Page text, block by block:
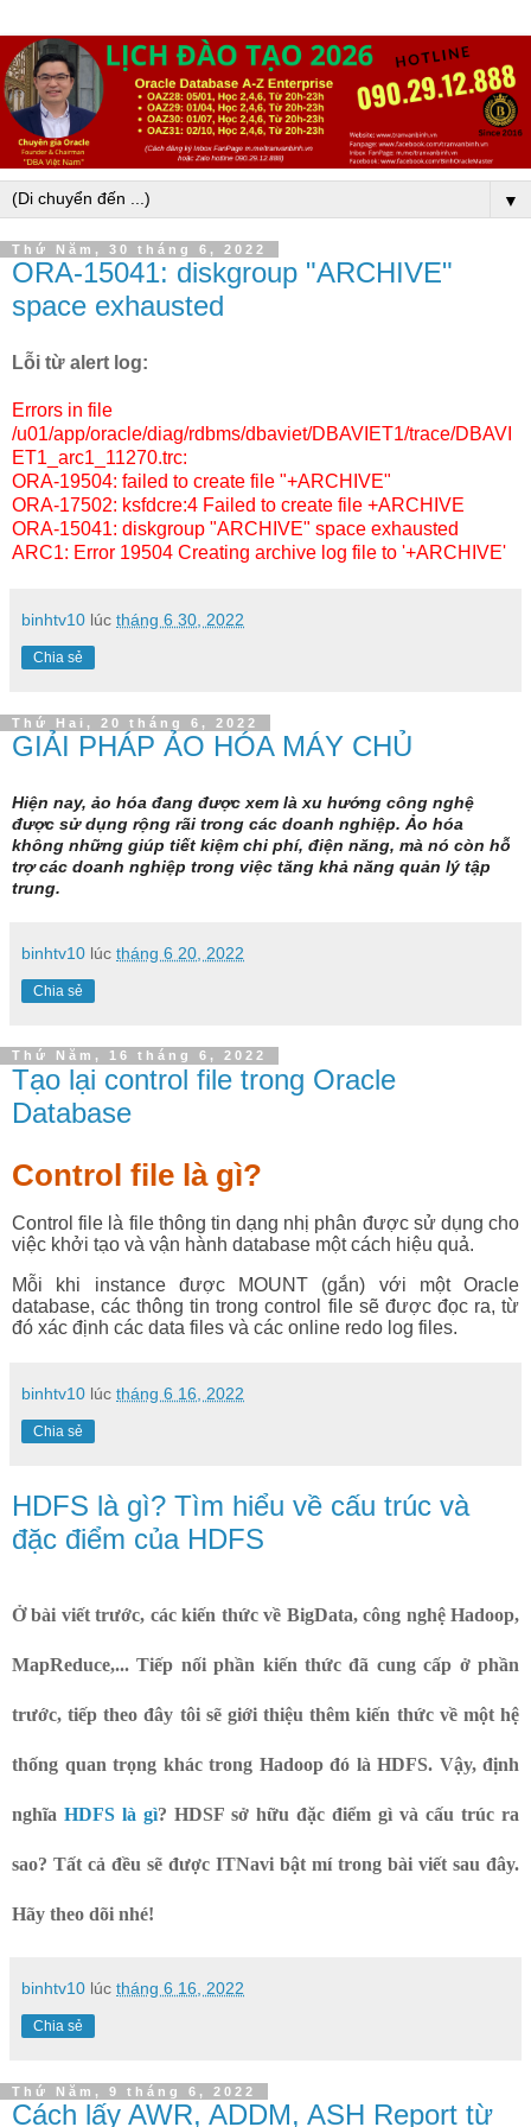
▼
Thứ Năm, 30 tháng 6, 2022
ORA-15041: diskgroup "ARCHIVE"
space exhausted
Lỗi từ alert log:
Errors in file
/u01/app/oracle/diag/rdbms/dbaviet/DBAVIET1/trace/DBAVI
ET1_arc1_11270.trc:
ORA-19504: failed to create file "+ARCHIVE"
ORA-17502: ksfdcre:4 Failed to create file +ARCHIVE
ORA-15041: diskgroup "ARCHIVE" space exhausted
ARC1: Error 19504 Creating archive log file to '+ARCHIVE'
binhtv10 lúc tháng 6 30, 2022
Chia sẻ
Thứ Hai, 20 tháng 6, 2022
GIẢI PHÁP ẢO HÓA MÁY CHỦ
Hiện nay, ảo hóa đang được xem là xu hướng công nghệ
được sử dụng rộng rãi trong các doanh nghiệp. Ảo hóa
không những giúp tiết kiệm chi phí, điện năng, mà nó còn hỗ
trợ các doanh nghiệp trong việc tăng khả năng quản lý tập
trung.
binhtv10 lúc tháng 6 20, 2022
Chia sẻ
Thứ Năm, 16 tháng 6, 2022
Tạo lại control file trong Oracle
Database
Control file là gì?
Control file là file thông tin dạng nhị phân được sử dụng cho
việc khởi tạo và vận hành database một cách hiệu quả.
Mỗi khi instance được MOUNT (gắn) với một Oracle
database, các thông tin trong control file sẽ được đọc ra, từ
đó xác định các data files và các online redo log files.
binhtv10 lúc tháng 6 16, 2022
Chia sẻ
HDFS là gì? Tìm hiểu về cấu trúc và
đặc điểm của HDFS
Ở bài viết trước, các kiến thức về BigData, công nghệ Hadoop,
MapReduce,... Tiếp nối phần kiến thức đã cung cấp ở phần
trước, tiếp theo đây tôi sẽ giới thiệu thêm kiến thức về một hệ
thống quan trọng khác trong Hadoop đó là HDFS. Vậy, định
nghĩa HDFS là gì? HDSF sở hữu đặc điểm gì và cấu trúc ra
sao? Tất cả đều sẽ được ITNavi bật mí trong bài viết sau đây.
Hãy theo dõi nhé!
binhtv10 lúc tháng 6 16, 2022
Chia sẻ
Thứ Năm, 9 tháng 6, 2022
Cách lấy AWR, ADDM, ASH Report từ